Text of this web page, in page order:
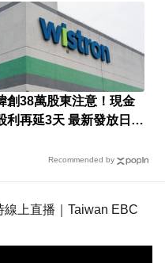
創38萬股東注意！現金
利再延3天 最新發放日曝
Recommended by
上直播｜Taiwan EBC